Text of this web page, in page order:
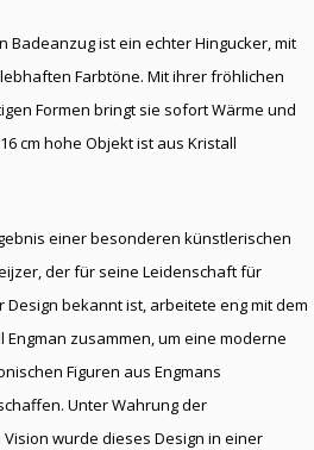
Badeanzug ist ein echter Hingucker, mit
Farbtöne. Mit ihrer fröhlichen
Formen bringt sie sofort Wärme und
cm hohe Objekt ist aus Kristall
einer besonderen künstlerischen
der für seine Leidenschaft für
bekannt ist, arbeitete eng mit dem
Engman zusammen, um eine moderne
Figuren aus Engmans
Unter Wahrung der
wurde dieses Design in einer